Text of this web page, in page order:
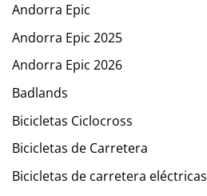
Andorra Epic
Andorra Epic 2025
Andorra Epic 2026
Badlands
Bicicletas Ciclocross
Bicicletas de Carretera
Bicicletas de carretera eléctricas